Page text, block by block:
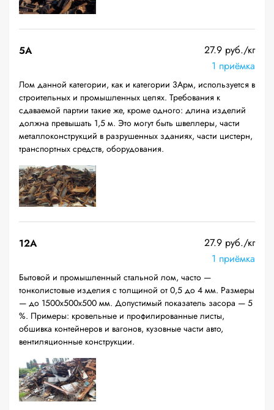
5А
27.9 руб./кг
1 приёмка
Лом данной категории, как и категории 3Арм, используется в
строительных и промышленных целях. Требования к
сдаваемой партии такие же, кроме одного: длина изделий
должна превышать 1,5 м. Это могут быть швеллеры, части
металлоконструкций в разрушенных зданиях, части цистерн,
транспортных средств, оборудования.
12A
27.9 руб./кг
1 приёмка
Бытовой и промышленный стальной лом, часто —
тонколистовые изделия с толщиной от 0,5 до 4 мм. Размеры
— до 1500х500х500 мм. Допустимый показатель засора — 5
%. Примеры: кровельные и профилированные листы,
обшивка контейнеров и вагонов, кузовные части авто,
вентиляционные конструкции.